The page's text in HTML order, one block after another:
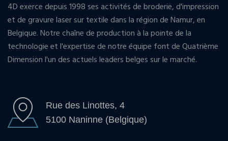
4D exerce depuis 1998 ses activités de broderie, d'impression
et de gravure laser sur textile dans la région de Namur, en
Belgique. Notre chaîne de production à la pointe de la
technologie et l'expertise de notre équipe font de Quatrième
Dimension l'un des actuels leaders belges sur le marché.
Rue des Linottes, 4
5100 Naninne (Belgique)